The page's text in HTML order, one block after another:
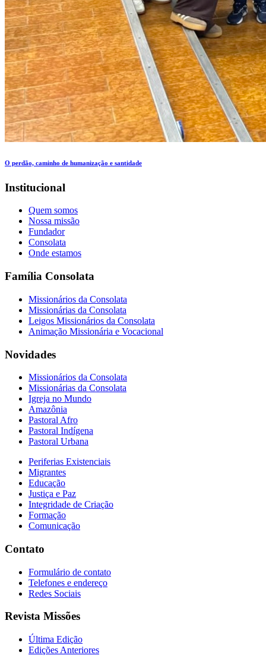
O perdão, caminho de humanização e santidade
Institucional
Quem somos
Nossa missão
Fundador
Consolata
Onde estamos
Família Consolata
Missionários da Consolata
Missionárias da Consolata
Leigos Missionários da Consolata
Animação Missionária e Vocacional
Novidades
Missionários da Consolata
Missionárias da Consolata
Igreja no Mundo
Amazônia
Pastoral Afro
Pastoral Indígena
Pastoral Urbana
Periferias Existenciais
Migrantes
Educação
Justiça e Paz
Integridade de Criação
Formação
Comunicação
Contato
Formulário de contato
Telefones e endereço
Redes Sociais
Revista Missões
Última Edição
Edições Anteriores